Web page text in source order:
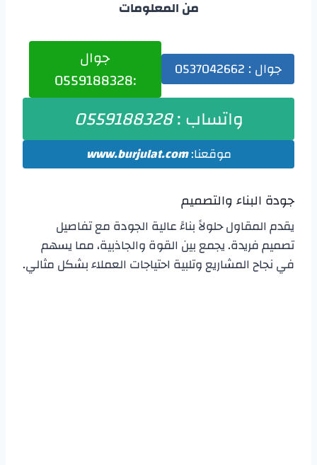
من المعلومات
جوال : 0537042662
جوال
:0559188328
واتساب :0559188328
موقعنا: www.burjulat.com
جودة البناء والتصميم
يقدم المقاول حلولاً بناءً عالية الجودة مع تفاصيل
تصميم فريدة. يجمع بين القوة والجاذبية، مما يسهم
في نجاح المشاريع وتلبية احتياجات العملاء بشكل مثالي.